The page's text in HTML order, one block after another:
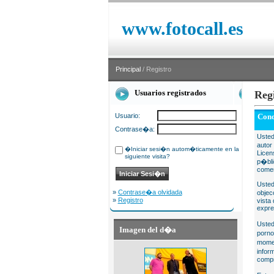
www.fotocall.es
Principal / Registro
Usuarios registrados
Usuario:
Contrase�a:
�Iniciar sesi�n autom�ticamente en la
siguiente visita?
» Contrase�a olvidada
» Registro
Imagen del d�a
autor
vista